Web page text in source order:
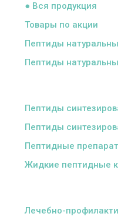
● Вся продукция
Товары по акции
Пептиды
Пептиды
Пептиды
Пептиды
Пептидные
Жидкие пептидные
Лечебно-